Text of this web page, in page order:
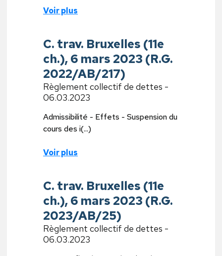
Voir plus
C. trav. Bruxelles (11e
ch.), 6 mars 2023 (R.G.
2022/AB/217)
Règlement collectif de dettes -
06.03.2023
Admissibilité - Effets - Suspension du
cours des i(...)
Voir plus
C. trav. Bruxelles (11e
ch.), 6 mars 2023 (R.G.
2023/AB/25)
Règlement collectif de dettes -
06.03.2023